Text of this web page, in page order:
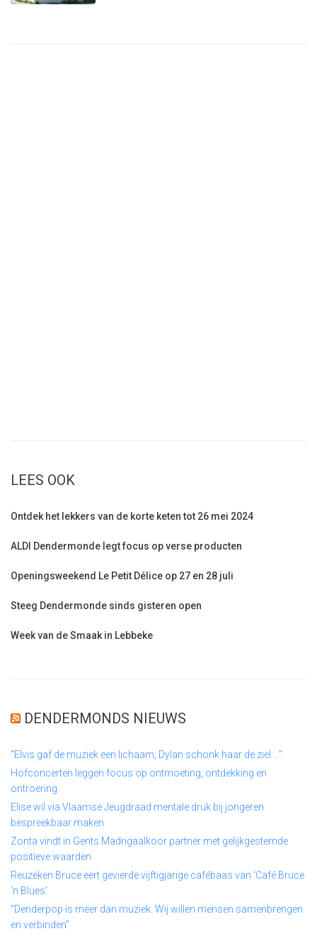
LEES OOK
Ontdek het lekkers van de korte keten tot 26 mei 2024
ALDI Dendermonde legt focus op verse producten
Openingsweekend Le Petit Délice op 27 en 28 juli
Steeg Dendermonde sinds gisteren open
Week van de Smaak in Lebbeke
DENDERMONDS NIEUWS
“Elvis gaf de muziek een lichaam, Dylan schonk haar de ziel …”
Hofconcerten leggen focus op ontmoeting, ontdekking en
ontroering
Elise wil via Vlaamse Jeugdraad mentale druk bij jongeren
bespreekbaar maken
Zonta vindt in Gents Madrigaalkoor partner met gelijkgestemde
positieve waarden
Reuzeken Bruce eert gevierde vijftigjarige cafébaas van ‘Café Bruce
’n Blues’
“Denderpop is meer dan muziek. Wij willen mensen samenbrengen
en verbinden”